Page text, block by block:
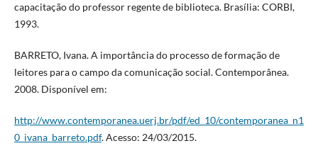
capacitação do professor regente de biblioteca. Brasília: CORBI,
1993.
BARRETO, Ivana. A importância do processo de formação de
leitores para o campo da comunicação social. Contemporânea.
2008. Disponível em:
http://www.contemporanea.uerj.br/pdf/ed_10/contemporanea_n1
0_ivana_barreto.pdf. Acesso: 24/03/2015.